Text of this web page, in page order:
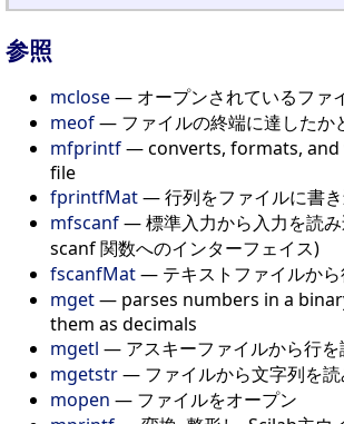
参照
mclose— オープンされているファ
meof— ファイルの終端に達したか
mfprintf— converts, formats, and
file
fprintfMat— 行列をファイルに書
mfscanf— 標準入力から入力を読
scanf 関数へのインターフェイス)
fscanfMat— テキストファイルか
mget— parses numbers in a
them as decimals
mgetl — アスキーファイルから行を
mgetstr— ファイルから文字列を読
mopen — ファイルをオープン